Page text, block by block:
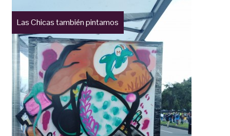
Las Chicas también pintamos